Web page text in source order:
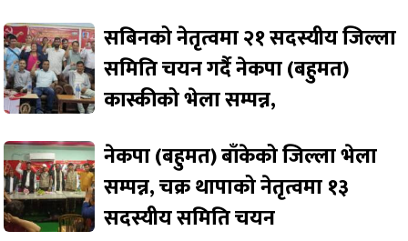
सबिनको नेतृत्वमा २१ सदस्यीय जिल्ला
समिति चयन गर्दै नेकपा (बहुमत)
कास्कीको भेला सम्पन्न,
नेकपा (बहुमत) बाँकेको जिल्ला भेला
सम्पन्न, चक्र थापाको नेतृत्वमा १३
सदस्यीय समिति चयन